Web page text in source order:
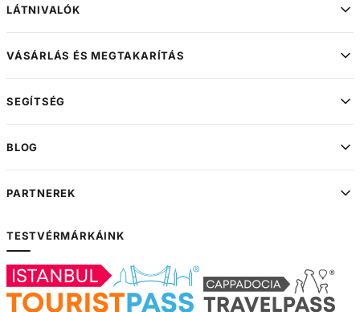
LÁTNIVALÓK
VÁSÁRLÁS ÉS MEGTAKARÍTÁS
SEGÍTSÉG
BLOG
PARTNEREK
TESTVÉRMÁRKÁINK